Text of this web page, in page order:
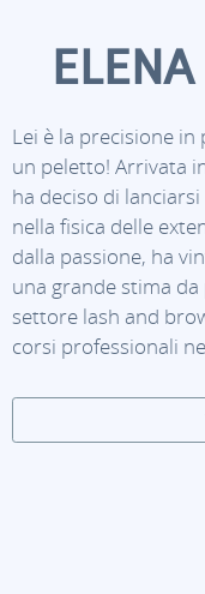
Lei è la precisione
un peletto! Arrivata
ha deciso di
nella fisica delle
dalla passione, ha
una grande stima
settore lash and
corsi professionali